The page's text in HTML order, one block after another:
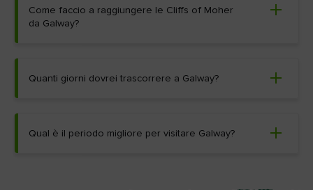
Come faccio a raggiungere le Cliffs of Moher
da Galway?
Quanti giorni dovrei trascorrere a Galway?
Qual è il periodo migliore per visitare Galway?